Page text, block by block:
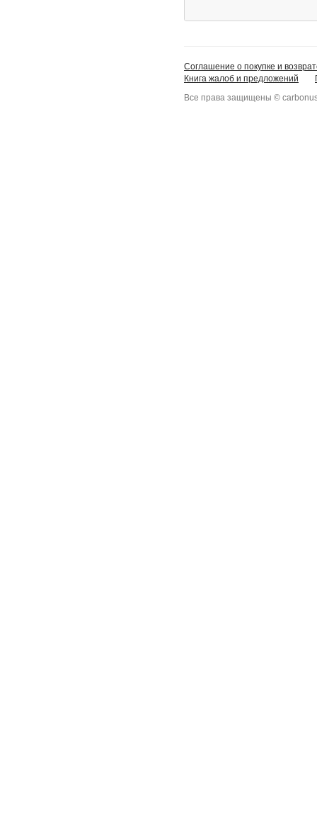
Соглашение о покупке и
Книга жалоб и предложений
Все права защищены ©